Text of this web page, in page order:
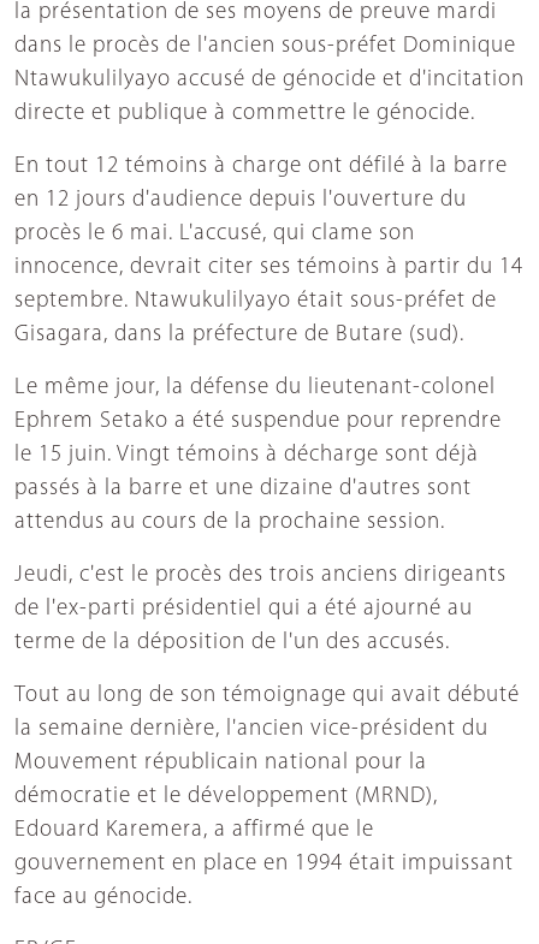
la présentation de ses moyens de preuve mardi
dans le procès de l'ancien sous-préfet Dominique
Ntawukulilyayo accusé de génocide et d'incitation
directe et publique à commettre le génocide.
En tout 12 témoins à charge ont défilé à la barre
en 12 jours d'audience depuis l'ouverture du
procès le 6 mai. L'accusé, qui clame son
innocence, devrait citer ses témoins à partir du 14
septembre. Ntawukulilyayo était sous-préfet de
Gisagara, dans la préfecture de Butare (sud).
Le même jour, la défense du lieutenant-colonel
Ephrem Setako a été suspendue pour reprendre
le 15 juin. Vingt témoins à décharge sont déjà
passés à la barre et une dizaine d'autres sont
attendus au cours de la prochaine session.
Jeudi, c'est le procès des trois anciens dirigeants
de l'ex-parti présidentiel qui a été ajourné au
terme de la déposition de l'un des accusés.
Tout au long de son témoignage qui avait débuté
la semaine dernière, l'ancien vice-président du
Mouvement républicain national pour la
démocratie et le développement (MRND),
Edouard Karemera, a affirmé que le
gouvernement en place en 1994 était impuissant
face au génocide.